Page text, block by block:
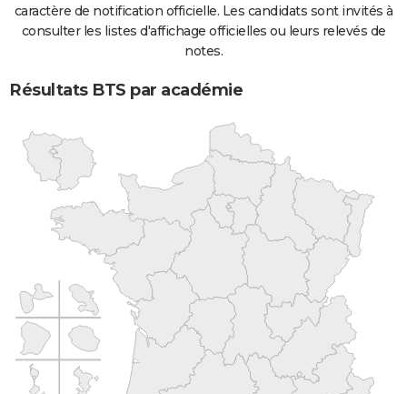
caractère de notification officielle. Les candidats sont invités à
consulter les listes d'affichage officielles ou leurs relevés de
notes.
Résultats BTS par académie